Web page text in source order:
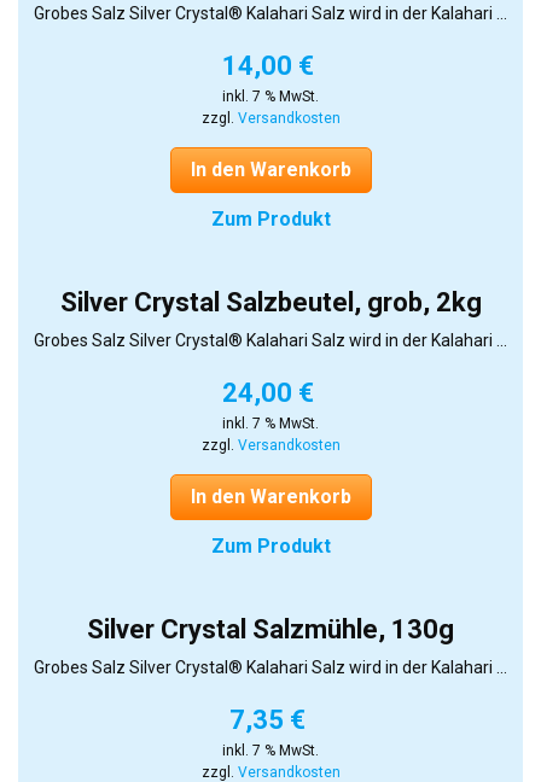
Grobes Salz Silver Crystal® Kalahari Salz wird in der Kalahari ...
14,00 €
inkl. 7 % MwSt.
zzgl. Versandkosten
In den Warenkorb
Zum Produkt
Silver Crystal Salzbeutel, grob, 2kg
Grobes Salz Silver Crystal® Kalahari Salz wird in der Kalahari ...
24,00 €
inkl. 7 % MwSt.
zzgl. Versandkosten
In den Warenkorb
Zum Produkt
Silver Crystal Salzmühle, 130g
Grobes Salz Silver Crystal® Kalahari Salz wird in der Kalahari ...
7,35 €
inkl. 7 % MwSt.
zzgl. Versandkosten